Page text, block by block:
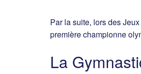
Par la suite, lors des
première championne
La